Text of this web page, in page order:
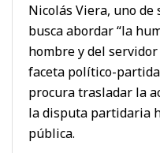
Nicolás Viera, uno
busca abordar “la
hombre y del
faceta político-
procura trasladar la
la disputa partidaria
pública.